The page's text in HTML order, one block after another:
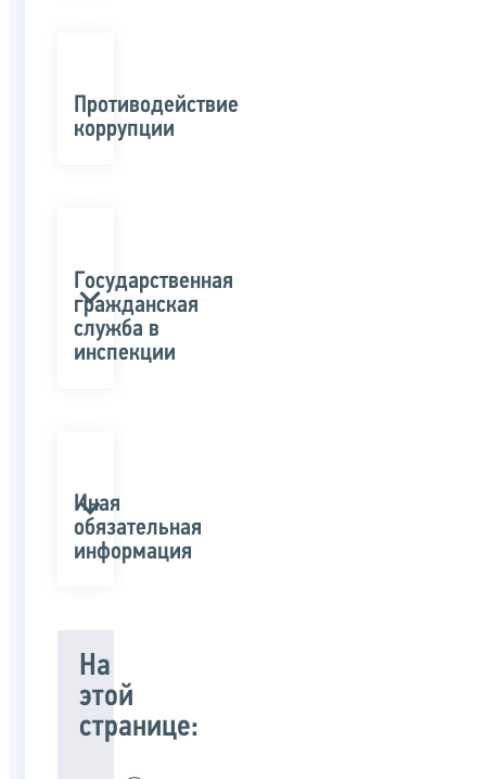
Противодействие
коррупции
Государственная
гражданская
служба в
инспекции
Иная
обязательная
информация
На
этой
странице: